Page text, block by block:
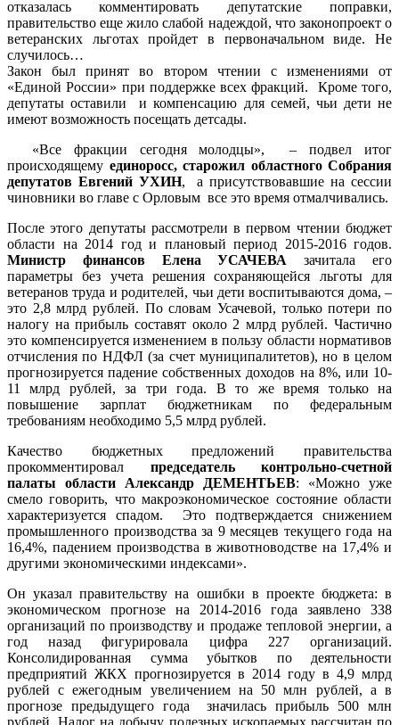
отказалась комментировать депутатские поправки,
правительство еще жило слабой надеждой, что законопроект о
ветеранских льготах пройдет в первоначальном виде. Не
случилось…
Закон был принят во втором чтении с изменениями от
«Единой России» при поддержке всех фракций. Кроме того,
депутаты оставили и компенсацию для семей, чьи дети не
имеют возможность посещать детсады.
«Все фракции сегодня молодцы», – подвел итог
происходящему единоросс, старожил областного Собрания
депутатов Евгений УХИН, а присутствовавшие на сессии
чиновники во главе с Орловым все это время отмалчивались.
После этого депутаты рассмотрели в первом чтении бюджет
области на 2014 год и плановый период 2015-2016 годов.
Министр финансов Елена УСАЧЕВА зачитала его
параметры без учета решения сохраняющейся льготы для
ветеранов труда и родителей, чьи дети воспитываются дома, –
это 2,8 млрд рублей. По словам Усачевой, только потери по
налогу на прибыль составят около 2 млрд рублей. Частично
это компенсируется изменением в пользу области нормативов
отчисления по НДФЛ (за счет муниципалитетов), но в целом
прогнозируется падение собственных доходов на 8%, или 10-
11 млрд рублей, за три года. В то же время только на
повышение зарплат бюджетникам по федеральным
требованиям необходимо 5,5 млрд рублей.
Качество бюджетных предложений правительства
прокомментировал председатель контрольно-счетной
палаты области Александр ДЕМЕНТЬЕВ: «Можно уже
смело говорить, что макроэкономическое состояние области
характеризуется спадом. Это подтверждается снижением
промышленного производства за 9 месяцев текущего года на
16,4%, падением производства в животноводстве на 17,4% и
другими экономическими индексами».
Он указал правительству на ошибки в проекте бюджета: в
экономическом прогнозе на 2014-2016 года заявлено 338
организаций по производству и продаже тепловой энергии, а
год назад фигурировала цифра 227 организаций.
Консолидированная сумма убытков по деятельности
предприятий ЖКХ прогнозируется в 2014 году в 4,9 млрд
рублей с ежегодным увеличением на 50 млн рублей, а в
прогнозе предыдущего года значилась прибыль 500 млн
рублей. Налог на добычу полезных ископаемых рассчитан по